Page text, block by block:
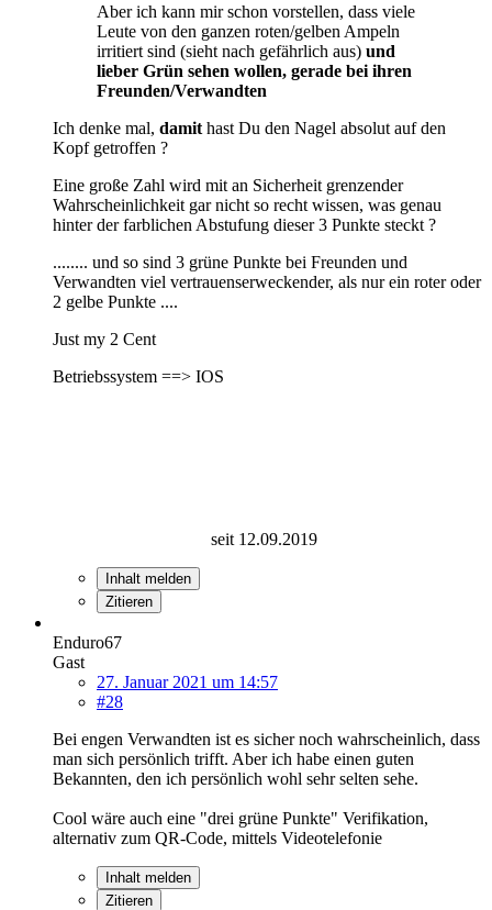
Aber ich kann mir schon vorstellen, dass viele
Leute von den ganzen roten/gelben Ampeln
irritiert sind (sieht nach gefährlich aus) und
lieber Grün sehen wollen, gerade bei ihren
Freunden/Verwandten
Ich denke mal, damit hast Du den Nagel absolut auf den
Kopf getroffen ?
Eine große Zahl wird mit an Sicherheit grenzender
Wahrscheinlichkeit gar nicht so recht wissen, was genau
hinter der farblichen Abstufung dieser 3 Punkte steckt ?
........ und so sind 3 grüne Punkte bei Freunden und
Verwandten viel vertrauenserweckender, als nur ein roter oder
2 gelbe Punkte ....
Just my 2 Cent
Betriebssystem ==> IOS
seit 12.09.2019
Inhalt melden
Zitieren
Enduro67
Gast
27. Januar 2021 um 14:57
#28
Bei engen Verwandten ist es sicher noch wahrscheinlich, dass
man sich persönlich trifft. Aber ich habe einen guten
Bekannten, den ich persönlich wohl sehr selten sehe.
Cool wäre auch eine "drei grüne Punkte" Verifikation,
alternativ zum QR-Code, mittels Videotelefonie
Inhalt melden
Zitieren